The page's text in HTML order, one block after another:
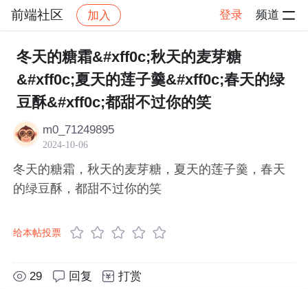
前端社区 加入 登录 频道
社区 前端社区 感慨 帖子详情
冬天的糖霜&#xff0c;秋天的麦芽糖
&#xff0c;夏天的莲子羹&#xff0c;春天的绿
豆酥&#xff0c;都甜不过你的笑
m0_71249895
2024-10-06
冬天的糖霜，秋天的麦芽糖，夏天的莲子羹，春天
的绿豆酥，都甜不过你的笑
给本帖投票
29 回复 打赏